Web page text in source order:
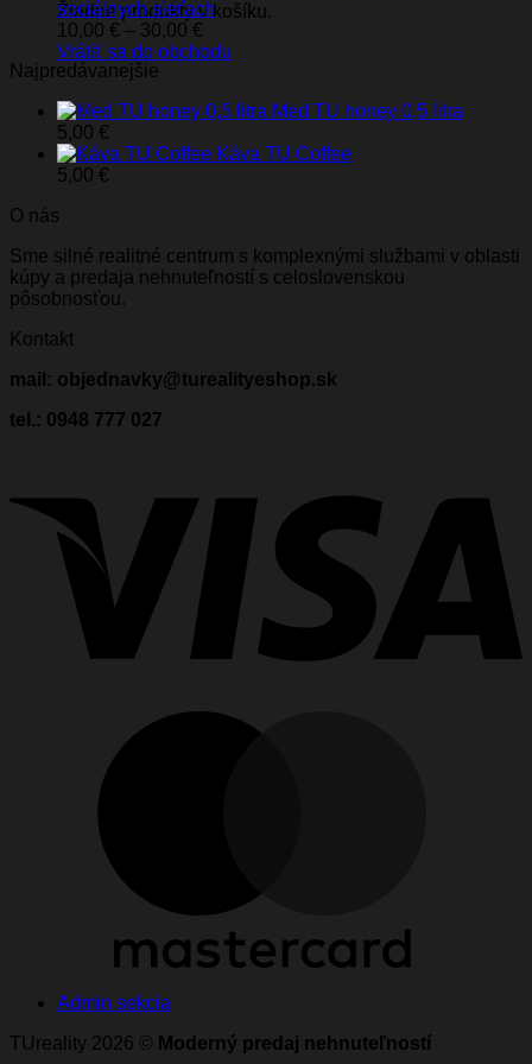
Žiadne produkty v košíku.
Vrátiť sa do obchodu
sociálnych sieťach
10,00 € – 30,00 €
range:
30,00 €
Najpredávanejšie
Med TU honey 0,5 litra
5,00 €
Káva TU Coffee
5,00 €
O nás
Sme silné realitné centrum s komplexnými službami v oblasti
kúpy a predaja nehnuteľností s celoslovenskou
pôsobnosťou.
Kontakt
mail: objednavky@turealityeshop.sk
tel.: 0948 777 027
Admin sekcia
TUreality 2026 © Moderný predaj nehnuteľností